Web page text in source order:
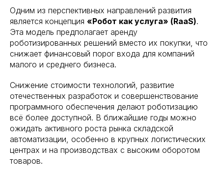
Одним из перспективных направлений развития
является концепция «Робот как услуга» (RaaS).
Эта модель предполагает аренду
роботизированных решений вместо их покупки, что
снижает финансовый порог входа для компаний
малого и среднего бизнеса.
Снижение стоимости технологий, развитие
отечественных разработок и совершенствование
программного обеспечения делают роботизацию
всё более доступной. В ближайшие годы можно
ожидать активного роста рынка складской
автоматизации, особенно в крупных логистических
центрах и на производствах с высоким оборотом
товаров.
под загрузку
и низкая текучка
на инфраструктуре